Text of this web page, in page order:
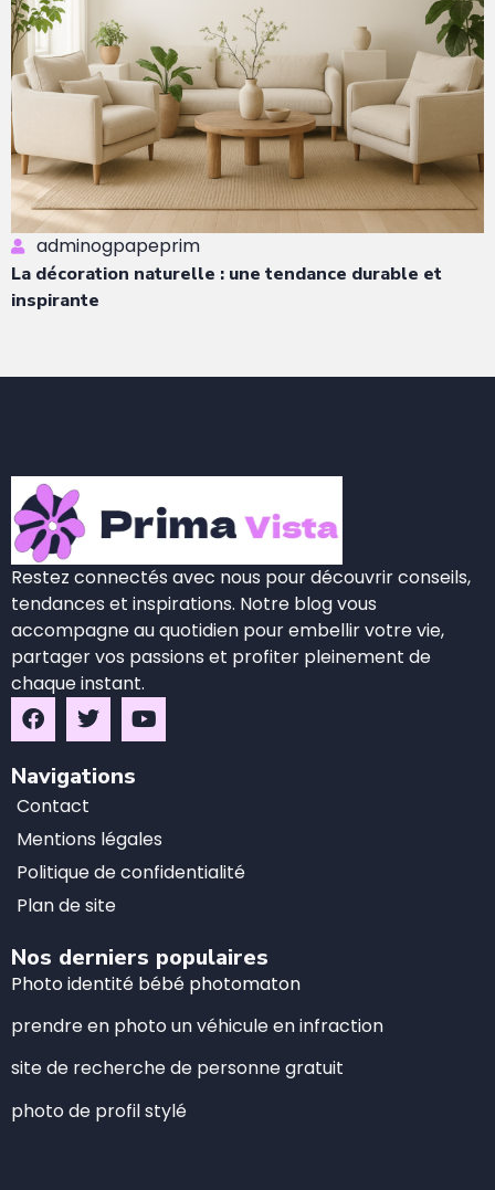
adminogpapeprim
La décoration naturelle : une tendance durable et
inspirante
Restez connectés avec nous pour découvrir conseils,
tendances et inspirations. Notre blog vous
accompagne au quotidien pour embellir votre vie,
partager vos passions et profiter pleinement de
chaque instant.
Navigations
Contact
Mentions légales
Politique de confidentialité
Plan de site
Nos derniers populaires
Photo identité bébé photomaton
prendre en photo un véhicule en infraction
site de recherche de personne gratuit
photo de profil stylé